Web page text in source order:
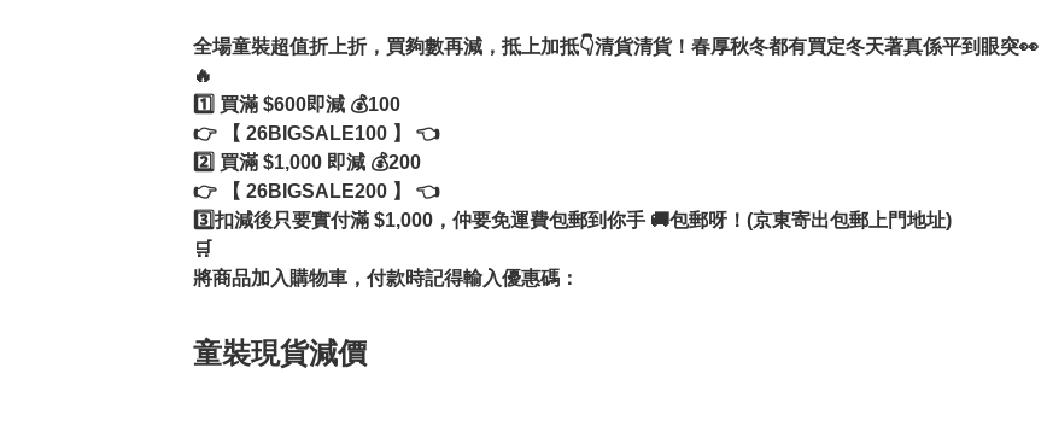
全場童裝超值折上折，買夠數再減，抵上加抵👇清貨清貨！春厚秋冬都有買定冬天著真係平到眼突
🔥
1️⃣ 買滿 $600即減 💰100
👉 【 26BIGSALE100 】 👈
2️⃣ 買滿 $1,000 即減 💰200
👉 【 26BIGSALE200 】 👈
3️⃣扣減後只要實付滿 $1,000，仲要免運費包郵到你手 🚚包郵呀！(京東寄出包郵上門地址)
🛒
童裝現貨減價